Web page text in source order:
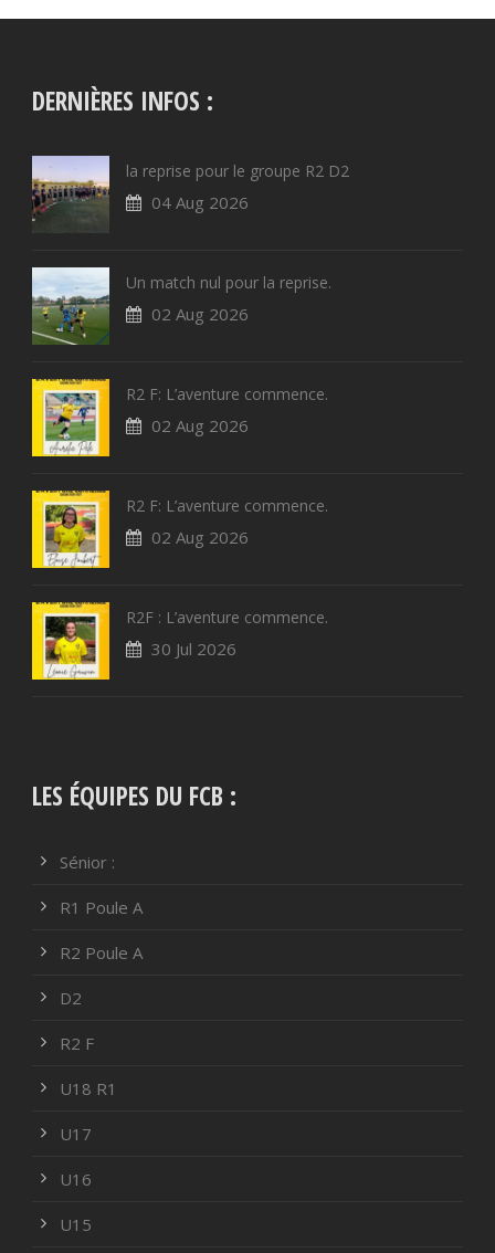
DERNIÈRES INFOS :
la reprise pour le groupe R2 D2
04 Aug 2026
Un match nul pour la reprise.
02 Aug 2026
R2 F: L’aventure commence.
02 Aug 2026
R2 F: L’aventure commence.
02 Aug 2026
R2F : L’aventure commence.
30 Jul 2026
LES ÉQUIPES DU FCB :
Sénior :
R1 Poule A
R2 Poule A
D2
R2 F
U18 R1
U17
U16
U15